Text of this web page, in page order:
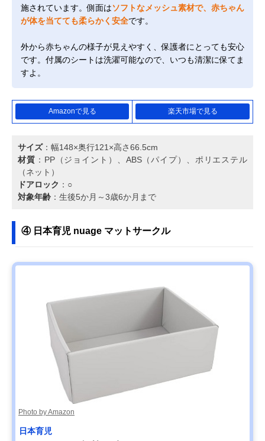
施されています。側面はソフトなメッシュ素材で、赤ちゃん
が体を当てても柔らかく安全です。
外から赤ちゃんの様子が見えやすく、保護者にとっても安心
です。付属のシートは洗濯可能なので、いつも清潔に保てま
すよ。
Amazonで見る 楽天市場で見る
サイズ：幅148×奥行121×高さ66.5cm
材質 ：PP（ジョイント）、ABS（パイプ）、ポリエステル
（ネット）
ドアロック ：○
対象年齢 ：生後5か月～3歳6か月まで
④ 日本育児 nuage マットサークル
Photo by Amazon
日本育児